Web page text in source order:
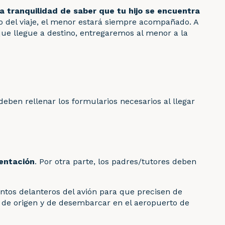
tranquilidad de saber que tu hijo se encuentra
viaje, el menor estará siempre acompañado. A
llegue a destino, entregaremos al menor a la
rellenar los formularios necesarios al llegar
. Por otra parte, los padres/tutores deben
delanteros del avión para que precisen de
origen y de desembarcar en el aeropuerto de